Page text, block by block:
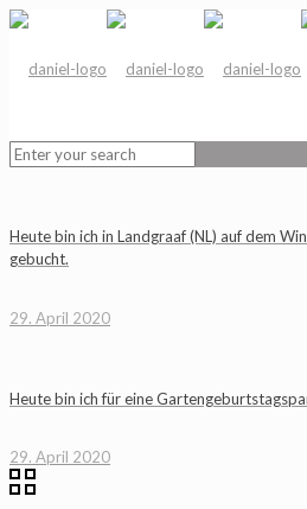
Heute bin ich in Landgraaf (NL) auf dem
gebucht.
29. April 2020
Heute bin ich für eine
29. April 2020